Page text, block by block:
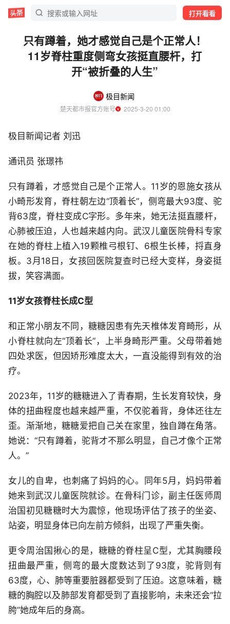
打开看看
只有蹲着，她才感觉自己是个正常人！
11岁脊柱重度侧弯女孩挺直腰杆，打
开“被折叠的人生”
极目新闻
楚天都市报官方账号
  2025-3-20 01:00
极目新闻记者 刘迅
通讯员 张璟祎
只有蹲着，才感觉自己是个正常人。11岁的恩施女孩从
小畸形发育，脊柱朝左边“顶着长”，侧弯最大93度、驼
背63度，脊柱变成C字形。多年来，她无法挺直腰杆，
心肺被压迫，人也越来越内向。武汉儿童医院骨科专家
在她的脊柱上植入19颗椎弓根钉、6根生长棒，捋直身
板。3月18日，女孩回医院复查时已经大变样，身姿挺
拔，笑容满面。
11岁女孩脊柱长成C型
和正常小朋友不同，糖糖因患有先天椎体发育畸形，从
小脊柱就向左“顶着长”，上半身畸形严重。父母带着她
四处求医，但因矫形难度太大，一直没能得到有效的治
疗。
2023年，11岁的糖糖进入了青春期，生长发育较快，身
体的扭曲程度也越来越严重，不仅驼着背，身体还往左
歪。渐渐地，糖糖爱把自己关在家里，独自蹲在角落。
她说：“只有蹲着，驼背才不那么明显，自己才像个正常
人。”
女儿的自卑，也刺痛了妈妈的心。同年5月，妈妈带着
她来到武汉儿童医院就诊。在骨科门诊，副主任医师周
治国初见糖糖时大为震惊，他现场评估了孩子的坐姿、
站姿，明显身体已向左前方倾斜，出现了严重失衡。
更令周治国揪心的是，糖糖的脊柱呈C型，尤其胸腰段
扭曲最严重，侧弯的最大度数达到了93度，驼背则有
63度，心、肺等重要脏器都受到了压迫。这意味着，糖
糖的胸腔以及肺部发育都受到了直接影响，未来还会“拉
胯”她成年后的身高。